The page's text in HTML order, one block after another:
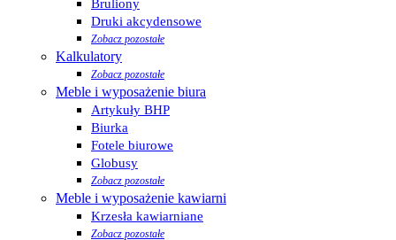
Bruliony
Druki akcydensowe
Zobacz pozostałe
Kalkulatory
Zobacz pozostałe
Meble i wyposażenie biura
Artykuły BHP
Biurka
Fotele biurowe
Globusy
Zobacz pozostałe
Meble i wyposażenie kawiarni
Krzesła kawiarniane
Zobacz pozostałe